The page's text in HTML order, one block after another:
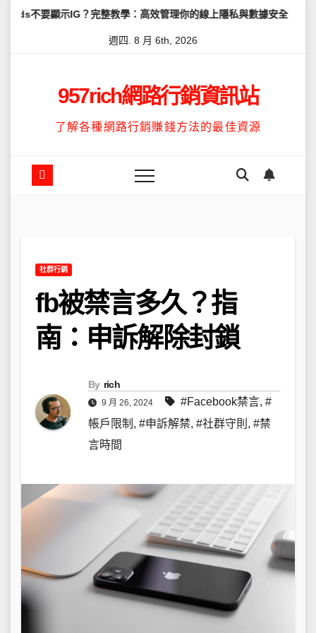
？完整教學：高效管理你的線上隱私與數據安全 怎麼讓
週四. 8 月 6th, 2026
957rich網路行銷資訊站
了解各種網路行銷賺錢方法的最佳資源
社群行銷
fb被禁言多久？指
南：申訴解除封鎖
By rich
9 月 26, 2024 #Facebook禁言, #
帳戶限制 , #申訴解禁, #社群守則 , #禁
言時間